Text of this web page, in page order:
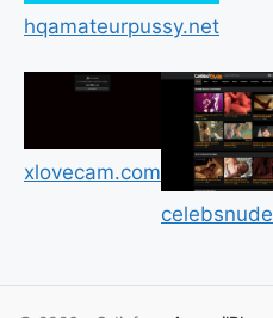
hqamateurpussy.net
xlovecam.com